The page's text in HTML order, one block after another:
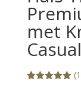
met
(1